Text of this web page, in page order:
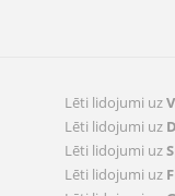
Lēti lidojumi uz
Lēti lidojumi uz
Lēti lidojumi uz
Lēti lidojumi uz